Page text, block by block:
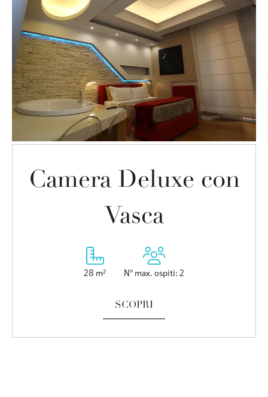
Camera Deluxe con
Vasca
28 m² N° max. ospiti: 2
SCOPRI